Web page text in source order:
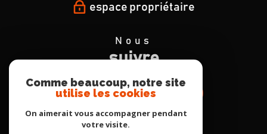
espace propriétaire
Nous
suivre
Comme beaucoup, notre site
utilise les cookies
On aimerait vous accompagner pendant
votre visite.